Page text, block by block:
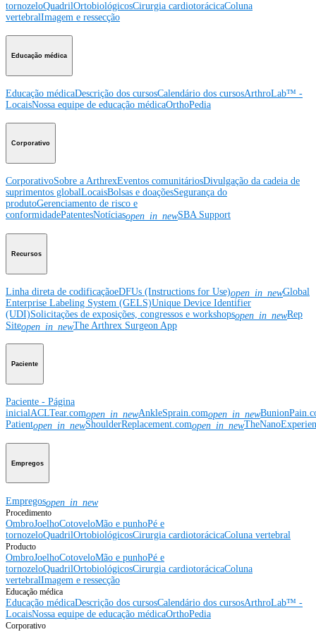
tornozeloQuadrilOrtobiológicosCirurgia cardiotorácicaColuna
vertebralImagem e ressecção
Educação médica
Educação médicaDescrição dos cursosCalendário dos cursosArthroLab™ -
LocaisNossa equipe de educação médicaOrthoPedia
Corporativo
CorporativoSobre a ArthrexEventos comunitáriosDivulgação da cadeia de
suprimentos globalLocaisBolsas e doaçõesSegurança do
produtoGerenciamento de risco e
conformidadePatentesNotíciasopen_in_newSBA Support
Recursos
Linha direta de codificaçãoeDFUs (Instructions for Use)open_in_newGlobal
Enterprise Labeling System (GELS)Unique Device Identifier
(UDI)Solicitações de exposições, congressos e workshopsopen_in_newRep
Siteopen_in_newThe Arthrex Surgeon App
Paciente
Paciente - Página
inicialACLTear.comopen_in_newAnkleSprain.comopen_in_new
Patientopen_in_newShoulderReplacement.comopen_in_new
Empregos
Empregosopen_in_new
Procedimento
OmbroJoelhoCotoveloMão e punhoPé e
tornozeloQuadrilOrtobiológicosCirurgia cardiotorácicaColuna vertebral
Producto
OmbroJoelhoCotoveloMão e punhoPé e
tornozeloQuadrilOrtobiológicosCirurgia cardiotorácicaColuna
vertebralImagem e ressecção
Educação médica
Educação médicaDescrição dos cursosCalendário dos cursosArthroLab™ -
LocaisNossa equipe de educação médicaOrthoPedia
Corporativo